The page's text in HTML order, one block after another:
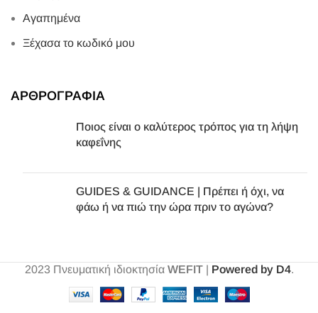
Αγαπημένα
Ξέχασα το κωδικό μου
ΑΡΘΡΟΓΡΑΦΙΑ
Ποιος είναι ο καλύτερος τρόπος για τη λήψη
καφεΐνης
GUIDES & GUIDANCE | Πρέπει ή όχι, να
φάω ή να πιώ την ώρα πριν το αγώνα?
2023 Πνευματική ιδιοκτησία WEFIT| Powered by D4.